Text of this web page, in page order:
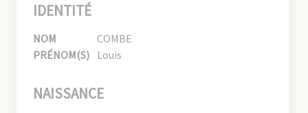
IDENTITÉ
NOM
COMBE
PRÉNOM(S) Louis
NAISSANCE